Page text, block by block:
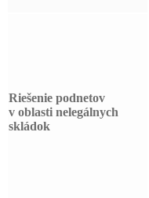
Riešenie podnetov
v oblasti nelegálnych
skládok